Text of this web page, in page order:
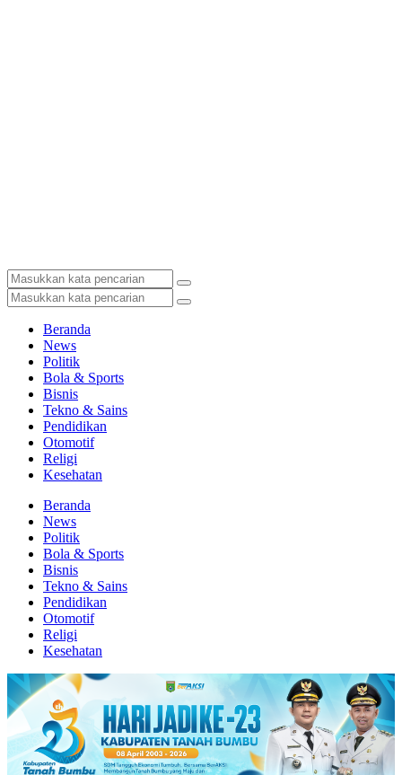
Beranda
News
Politik
Bola & Sports
Bisnis
Tekno & Sains
Pendidikan
Otomotif
Religi
Kesehatan
Beranda
News
Politik
Bola & Sports
Bisnis
Tekno & Sains
Pendidikan
Otomotif
Religi
Kesehatan